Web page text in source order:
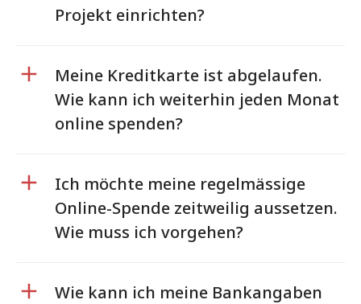
Projekt einrichten?
Meine Kreditkarte ist abgelaufen.
Wie kann ich weiterhin jeden Monat
online spenden?
Ich möchte meine regelmässige
Online-Spende zeitweilig aussetzen.
Wie muss ich vorgehen?
Wie kann ich meine Bankangaben